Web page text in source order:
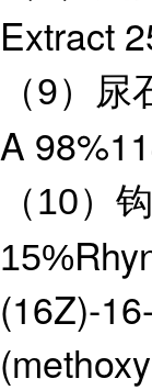
Extract
（9）
A
（10）
15%
(16Z)-16-